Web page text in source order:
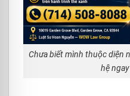
Chưa biết mình thuộc diện
hệ